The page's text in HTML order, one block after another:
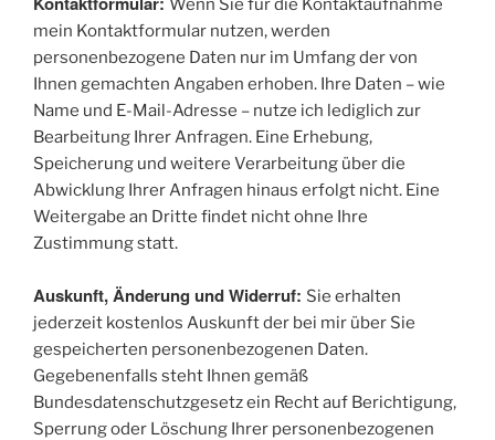
Wenn Sie für die Kontaktaufnahme
mein Kontaktformular nutzen, werden
personenbezogene Daten nur im Umfang der von
Ihnen gemachten Angaben erhoben. Ihre Daten – wie
Name und E-Mail-Adresse – nutze ich lediglich zur
Bearbeitung Ihrer Anfragen. Eine Erhebung,
Speicherung und weitere Verarbeitung über die
Abwicklung Ihrer Anfragen hinaus erfolgt nicht. Eine
Weitergabe an Dritte findet nicht ohne Ihre
Zustimmung statt.
Auskunft, Änderung und Widerruf: Sie erhalten
jederzeit kostenlos Auskunft der bei mir über Sie
gespeicherten personenbezogenen Daten.
Gegebenenfalls steht Ihnen gemäß
Bundesdatenschutzgesetz ein Recht auf Berichtigung,
Sperrung oder Löschung Ihrer personenbezogenen